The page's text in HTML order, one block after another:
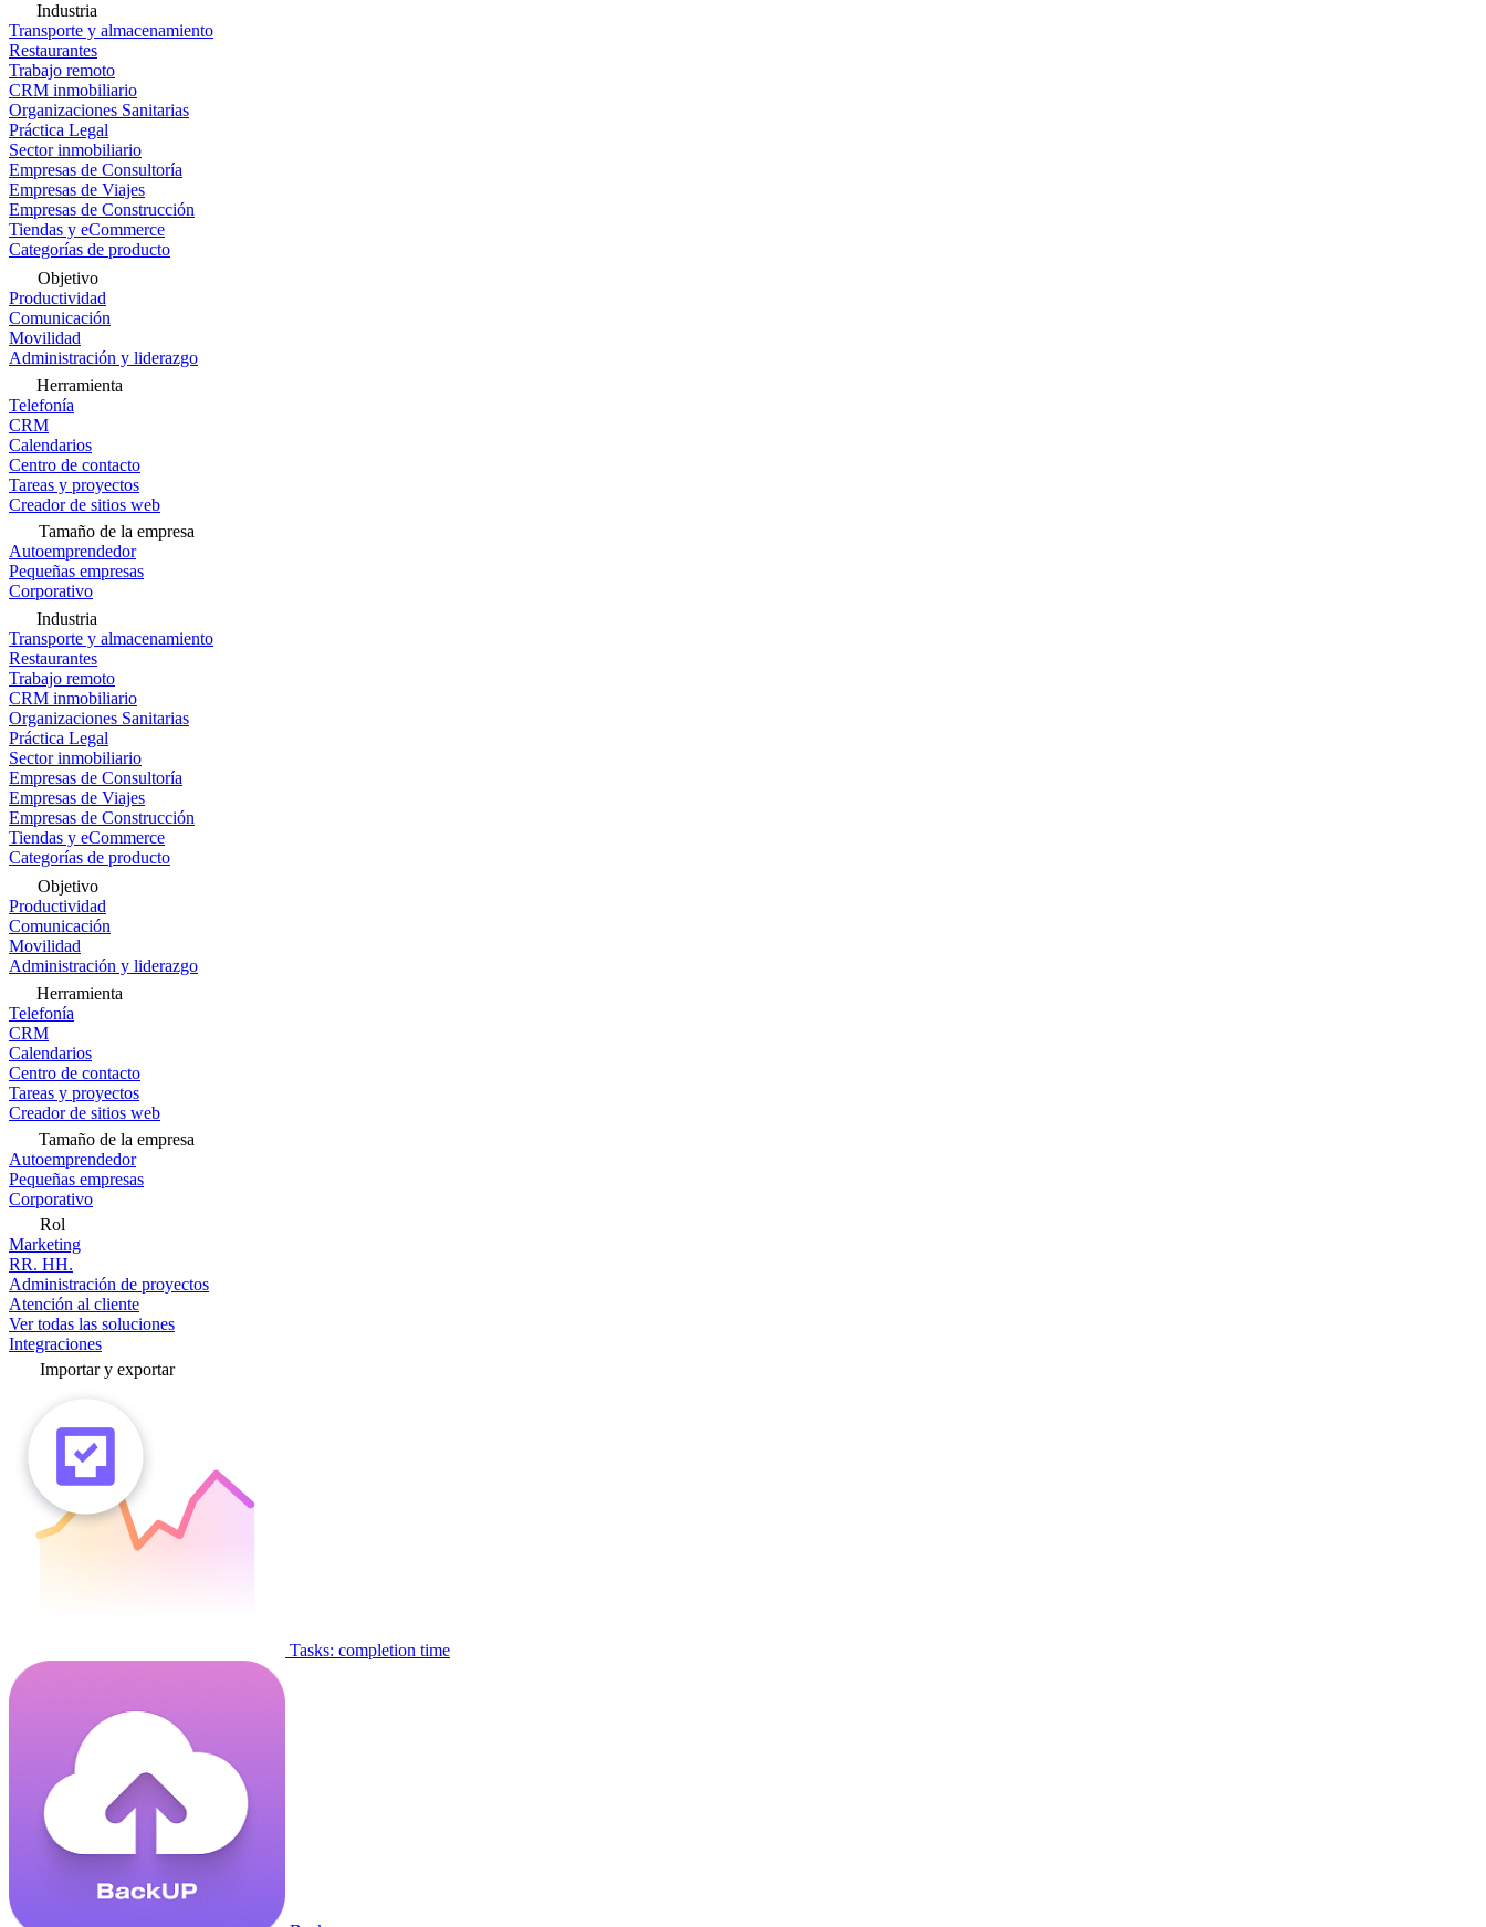
Industria
Transporte y almacenamiento
Restaurantes
Trabajo remoto
CRM inmobiliario
Organizaciones Sanitarias
Práctica Legal
Sector inmobiliario
Empresas de Consultoría
Empresas de Viajes
Empresas de Construcción
Tiendas y eCommerce
Categorías de producto
Objetivo
Productividad
Comunicación
Movilidad
Administración y liderazgo
Herramienta
Telefonía
CRM
Calendarios
Centro de contacto
Tareas y proyectos
Creador de sitios web
Tamaño de la empresa
Autoemprendedor
Pequeñas empresas
Corporativo
Industria
Transporte y almacenamiento
Restaurantes
Trabajo remoto
CRM inmobiliario
Organizaciones Sanitarias
Práctica Legal
Sector inmobiliario
Empresas de Consultoría
Empresas de Viajes
Empresas de Construcción
Tiendas y eCommerce
Categorías de producto
Objetivo
Productividad
Comunicación
Movilidad
Administración y liderazgo
Herramienta
Telefonía
CRM
Calendarios
Centro de contacto
Tareas y proyectos
Creador de sitios web
Tamaño de la empresa
Autoemprendedor
Pequeñas empresas
Corporativo
Rol
Marketing
RR. HH.
Administración de proyectos
Atención al cliente
Ver todas las soluciones
Integraciones
Importar y exportar
Tasks: completion time